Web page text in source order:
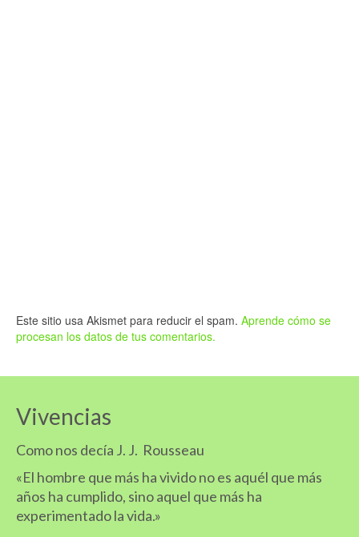
Este sitio usa Akismet para reducir el spam. Aprende cómo se
procesan los datos de tus comentarios.
Vivencias
Como nos decía J. J. Rousseau
«El hombre que más ha vivido no es aquél que más
años ha cumplido, sino aquel que más ha
experimentado la vida.»